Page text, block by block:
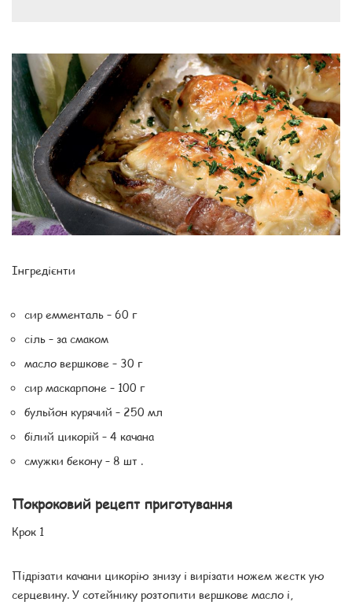
Інгредієнти
сир емменталь – 60 г
сіль – за смаком
масло вершкове – 30 г
сир маскарпоне – 100 г
бульйон курячий – 250 мл
білий цикорій – 4 качана
смужки бекону – 8 шт .
Покроковий рецепт приготування
Крок 1
Підрізати качани цикорію знизу і вирізати ножем жестк ую
серцевину. У сотейнику розтопити вершкове масло і,